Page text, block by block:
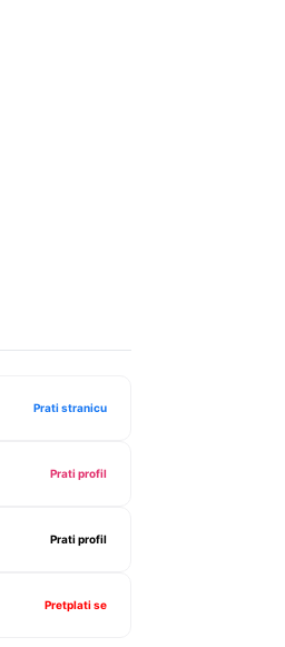
Prati stranicu
Prati profil
Prati profil
Pretplati se